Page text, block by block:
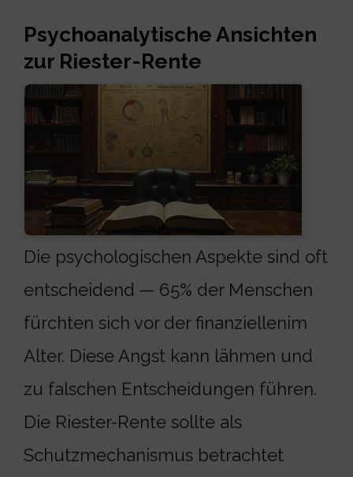
Psychoanalytische Ansichten
zur Riester-Rente
Die psychologischen Aspekte sind oft
entscheidend — 65% der Menschen
fürchten sich vor der finanziellenim
Alter. Diese Angst kann lähmen und
zu falschen Entscheidungen führen.
Die Riester-Rente sollte als
Schutzmechanismus betrachtet